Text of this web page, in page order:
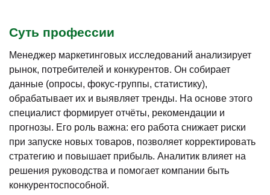
Суть профессии
Менеджер маркетинговых исследований анализирует
рынок, потребителей и конкурентов. Он собирает
данные (опросы, фокус-группы, статистику),
обрабатывает их и выявляет тренды. На основе этого
специалист формирует отчёты, рекомендации и
прогнозы. Его роль важна: его работа снижает риски
при запуске новых товаров, позволяет корректировать
стратегию и повышает прибыль. Аналитик влияет на
решения руководства и помогает компании быть
конкурентоспособной.